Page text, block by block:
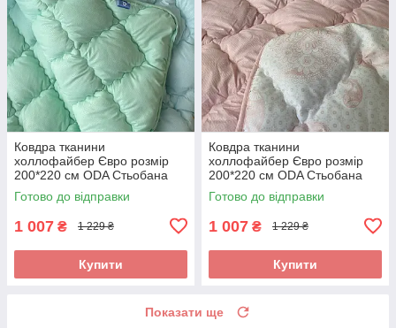
Ковдра тканини
холлофайбер Євро розмір
200*220 см ODA Стьобана
ковдра
Готово до відправки
1 007 ₴ 1 229 ₴
Купити
Ковдра тканини
холлофайбер Євро розмір
200*220 см ODA Стьобана
ковдра
Готово до відправки
1 007 ₴ 1 229 ₴
Купити
Показати ще